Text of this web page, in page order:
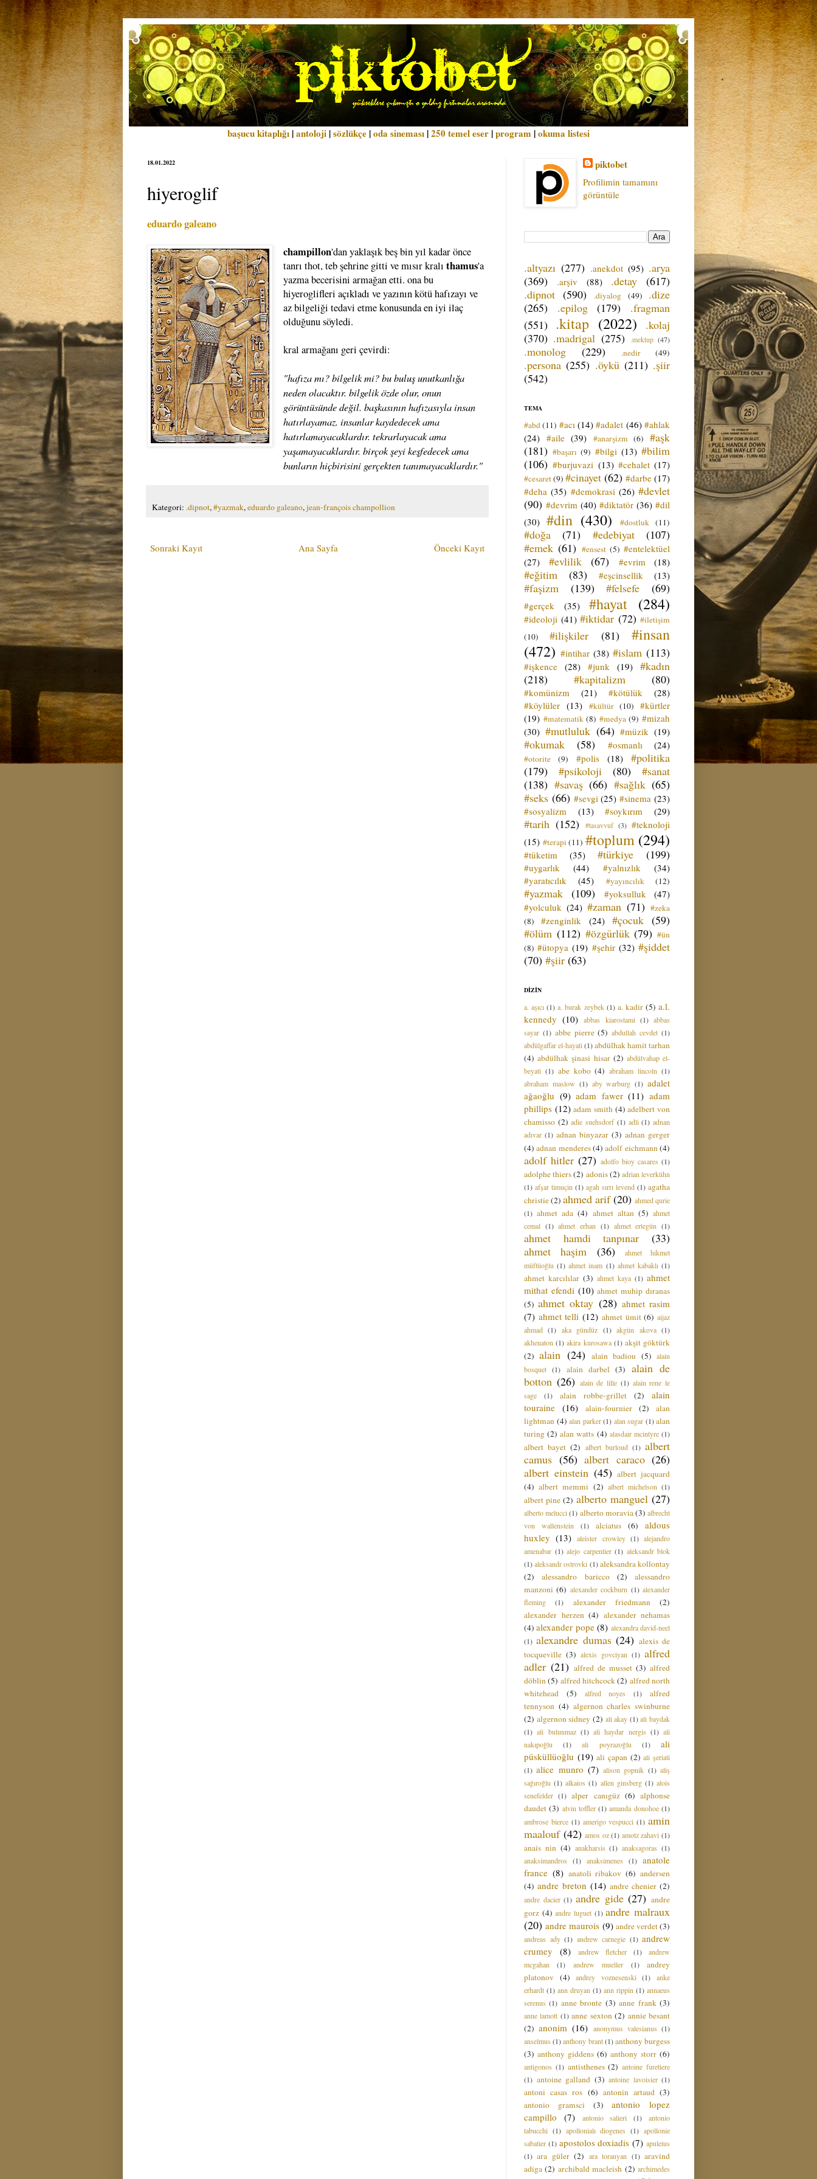
başucu kitaplığı |antoloji |sözlükçe |oda sineması |250 temel eser |program |okuma listesi
18.01.2022
hiyeroglif
eduardo galeano
champillon'dan yaklaşık beş bin yıl kadar önce
tanrı thot, teb şehrine gitti ve mısır kralı thamus'a
yazma becerisini armağan etti. ona bu
hiyeroglifleri açıkladı ve yazının kötü hafızayı ve
az bilgeliği tedavi etme konusunda en iyi ilaç
olduğunu söyledi.
kral armağanı geri çevirdi:
"hafıza mı? bilgelik mi? bu buluş unutkanlığa
neden olacaktır. bilgelik özde olur, onun
görüntüsünde değil. başkasının hafızasıyla insan
hatırlayamaz. insanlar kaydedecek ama
hatırlamayacaklardır. tekrarlayacak ama
yaşamayacaklardır. birçok şeyi keşfedecek ama
bunların hiçbirisini gerçekten tanımayacaklardır."
Kategori: .dipnot,#yazmak,eduardo galeano,jean-françois champollion
Sonraki Kayıt Önceki Kayıt
Ana Sayfa
piktobet
Profilimin tamamını
görüntüle
.altyazı (277) .anekdot (95) .arya
(369)
.arşiv (88) .detay
(617)
.dipnot (590) .diyalog (49)
.dize
(265)
.epilog (179)
.fragman
(551) .kitap (2022)
.kolaj
(370) .madrigal (275) .mektup (47)
.monolog (229) .nedir (49)
.persona (255) .öykü (211) .şiir
(542)
TEMA
#abd (11) #acı (14) #adalet (46) #ahlak
(24) #aile (39) #anarşizm (6)
#aşk
(181) #başarı (9) #bilgi (13) #bilim
(106) #burjuvazi (13) #cehalet (17)
#cesaret(9) #cinayet (62) #darbe (17)
#deha (35) #demokrasi (26) #devlet
(90) #devrim (40) #diktatör (36) #dil
(30) #din (430) #dostluk (11)
#doğa (71) #edebiyat
(107)
#emek (61) #ensest (5) #entelektüel
(27)
#evlilik (67) #evrim (18)
#eğitim (83) #eşcinsellik (13)
#faşizm (139) #felsefe (69)
#gerçek (35) #hayat (284)
#ideoloji (41) #iktidar (72) #iletişim
(10)
#ilişkiler (81)
#insan
(472) #intihar (38) #islam (113)
#işkence (28) #junk (19) #kadın
(218)
#kapitalizm (80)
#komünizm (21) #kötülük
(28)
#köylüler (13) #kültür (10)
#kürtler
(19) #matematik (8) #medya (9) #mizah
(30) #mutluluk (64) #müzik (19)
#okumak (58) #osmanlı (24)
#otorite (9) #polis (18)
#politika
(179)
#psikoloji (80)
#sanat
(138) #savaş (66) #sağlık (65)
#seks (66) #sevgi (25) #sinema (23)
#sosyalizm
(13) #soykırım (29)
#tarih (152) #tasavvuf (3) #teknoloji
(15) #terapi (11) #toplum (294)
#tüketim (35) #türkiye (199)
#uygarlık (44) #yalnızlık
(34)
#yaratıcılık
(45) #yayıncılık (12)
#yazmak (109) #yoksulluk
(47)
#yolculuk (24) #zaman (71) #zeka
(8)
#zenginlik (24) #çocuk (59)
#ölüm (112) #özgürlük (79) #ün
(8) #ütopya (19) #şehir (32) #şiddet
(70) #şiir (63)
DİZİN
a. aşıcı (1) a. burak zeybek (1) a. kadir (5) a.l.
kennedy (10) abbas kiarostami (1) abbas
sayar (1) abbe pierre (5) abdullah cevdet (1)
abdülgaffar el-hayati(1)abdülhak hamit tarhan
(4) abdülhak şinasi hisar (2) abdülvahap el-
beyati (1) abe kobo (4) abraham lincoln (1)
abraham maslow (1) aby warburg (1) adalet
ağaoğlu (9) adam fawer (11) adam
phillips (12) adam smith (4) adelbert von
chamisso (2) adie suehsdorf (1) adli (1) adnan
adıvar (1) adnan binyazar (3) adnan gerger
(4) adnan menderes(4) adolf eichmann (4)
adolf hitler (27) adolfo bioy casares (1)
adolphe thiers(2) adonis(2) adrian leverkühn
(1) afşar timuçin (1) agah sırrı levend (1) agatha
christie(2) ahmed arif (20) ahmed qurie
(1) ahmet ada (4) ahmet altan (5) ahmet
cemal (1) ahmet erhan (1) ahmet ertegün (1)
ahmet hamdi tanpınar
(33)
ahmet haşim
(36)
ahmet hikmet
müftüoğlu (1) ahmet inam (1) ahmet kabaklı (1)
ahmet karcılılar (3) ahmet kaya (1) ahmet
mithat efendi (10) ahmet muhip dıranas
(5) ahmet oktay (28) ahmet rasim
(7) ahmet telli (12) ahmet ümit (6) aijaz
ahmad (1) aka gündüz (1) akgün akova (1)
akhenaton (1) akira kurosawa (1) akşit göktürk
(2) alain (24) alain badiou (5) alain
bosquet (1) alain darbel (3)
alain de
botton (26) alain de lille (1) alain rene le
sage
(1) alain robbe-grillet (2)
alain
touraine (16) alain-fournier (2)
alan
lightman (4) alan parker (1) alan sugar (1) alan
turing (2) alan watts (4) alasdair mcintyre (1)
albert bayet (2) albert burloud (1) albert
camus (56) albert caraco (26)
albert einstein (45) albert jacquard
(4) albert memmi (2) albert michelson (1)
albert pine (2) alberto manguel (27)
alberto melucci (1) alberto moravia (3) albrecht
von wallenstein
(1) alciatus (6)
aldous
huxley (13) aleister crowley (1) alejandro
amenabar (1) alejo carpentier (1) aleksandr blok
(1) aleksandr ostrovki (1) aleksandra kollontay
(2)
alessandro baricco (2)
alessandro
manzoni (6) alexander cockburn (1) alexander
fleming
(1) alexander friedmann
(2)
alexander herzen (4) alexander nehamas
(4) alexander pope (8) alexandra david-neel
(1) alexandre dumas (24) alexis de
tocqueville (3) alexis govciyan (1) alfred
adler (21) alfred de musset (3) alfred
döblin (5) alfred hitchcock(2) alfred north
whitehead
(5) alfred noyes (1)
alfred
tennyson (4) algernon charles swinburne
(2) algernon sidney (2) ali akay (1) ali baydak
(1) ali bulunmaz (1) ali haydar nergis (1) ali
nakıpoğlu
(1) ali poyrazoğlu (1)
ali
püsküllüoğlu (19) ali çapan (2) ali şeriati
(1) alice munro (7) alison gopnik (1) aliş
sağıroğlu (1) alkaios (1) allen ginsberg (1) alois
senefelder (1) alper canıgüz (6) alphonse
daudet (3) alvin toffler (1) amanda donohoe (1)
ambrose bierce (1) amerigo vespucci (1) amin
maalouf (42) amos oz (1) amotz zahavi (1)
anais nin (4) anakharsis (1) anaksagoras (1)
anaksimandros
(1) anaksimenes (1) anatole
france (8) anatoli ribakov (6) andersen
(4) andre breton (14) andre chenier (2)
andre dacier (1) andre gide (27) andre
gorz (4) andre luguet (1) andre malraux
(20) andre maurois (9) andre verdet(3)
andreas ady (1) andrew carnegie (1) andrew
crumey
(8) andrew fletcher (1)
andrew
mcgahan
(1) andrew mueller (1)
andrey
platonov (4) andrey voznesenski (1)
anke
erhardt (1) ann druyan (1) ann rippin (1) annaeus
serenus (1) anne bronte (3) anne frank (3)
anne lamott (1) anne sexton (2) annie besant
(2) anonim (16) anonymus valesianus (1)
anselmus (1) anthony brant (1) anthony burgess
(3) anthony giddens (6) anthony storr (6)
antigonos (1) antisthenes (2) antoine furetiere
(1) antoine galland (3) antoine lavoisier (1)
antoni casas ros (6) antonin artaud (3)
antonio gramsci
(3)
antonio lopez
campillo
(7) antonio salieri (1)
antonio
tabucchi (1) apollonialı diogenes (1) apollonie
sabatier (1) apostolos doxiadis (7) apuleius
(1) ara güler (2) ara toranyan (1) aravind
adiga (2) archibald macleish (2) archimedes